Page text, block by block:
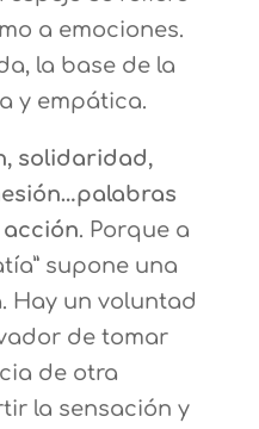
a emociones.
la base de la
y empática.
solidaridad,
acción. Porque a
supone una
Hay un voluntad
de tomar
de otra
la sensación y